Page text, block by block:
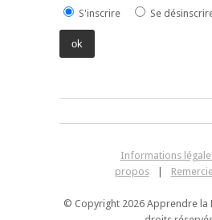
S'inscrire Se
Informations
propos
© Copyright 2026 Apprendre la